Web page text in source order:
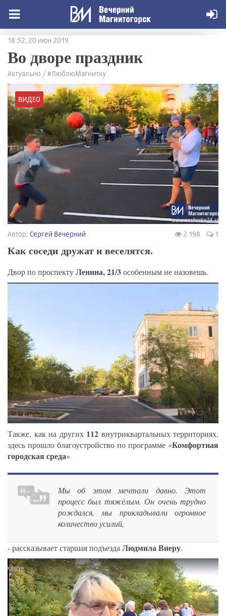
18:52, 20 июн 2019
Во дворе праздник
Актуально / #ЛюблюМагнитку
ВИДЕО
Автор: Сергей Вечерний 2 198 1
Как соседи дружат и веселятся.
Двор по проспектуЛенина, 21/3особенным не назовешь.
Также, как на других 112 внутриквартальных территориях,
здесь прошло благоустройство по программе «Комфортная
городская среда»
Мы об этом мечтали давно. Этот
процесс был тяжёлым. Он очень трудно
рождался, мы прикладывали огромное
количество усилий,
- рассказывает старшая подъездаЛюдмила Виеру.